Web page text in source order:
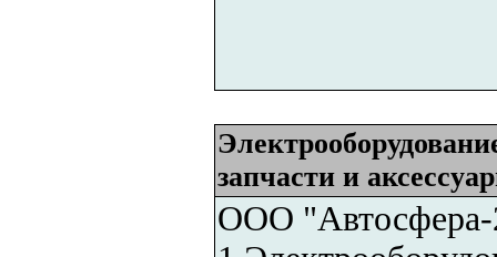
запчасти и
ООО "Автосфера-